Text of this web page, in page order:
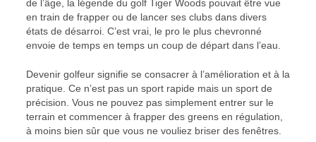
de l’âge, la légende du golf Tiger Woods pouvait être vue
en train de frapper ou de lancer ses clubs dans divers
états de désarroi. C’est vrai, le pro le plus chevronné
envoie de temps en temps un coup de départ dans l’eau.
Devenir golfeur signifie se consacrer à l’amélioration et à la
pratique. Ce n’est pas un sport rapide mais un sport de
précision. Vous ne pouvez pas simplement entrer sur le
terrain et commencer à frapper des greens en régulation,
à moins bien sûr que vous ne vouliez briser des fenêtres.